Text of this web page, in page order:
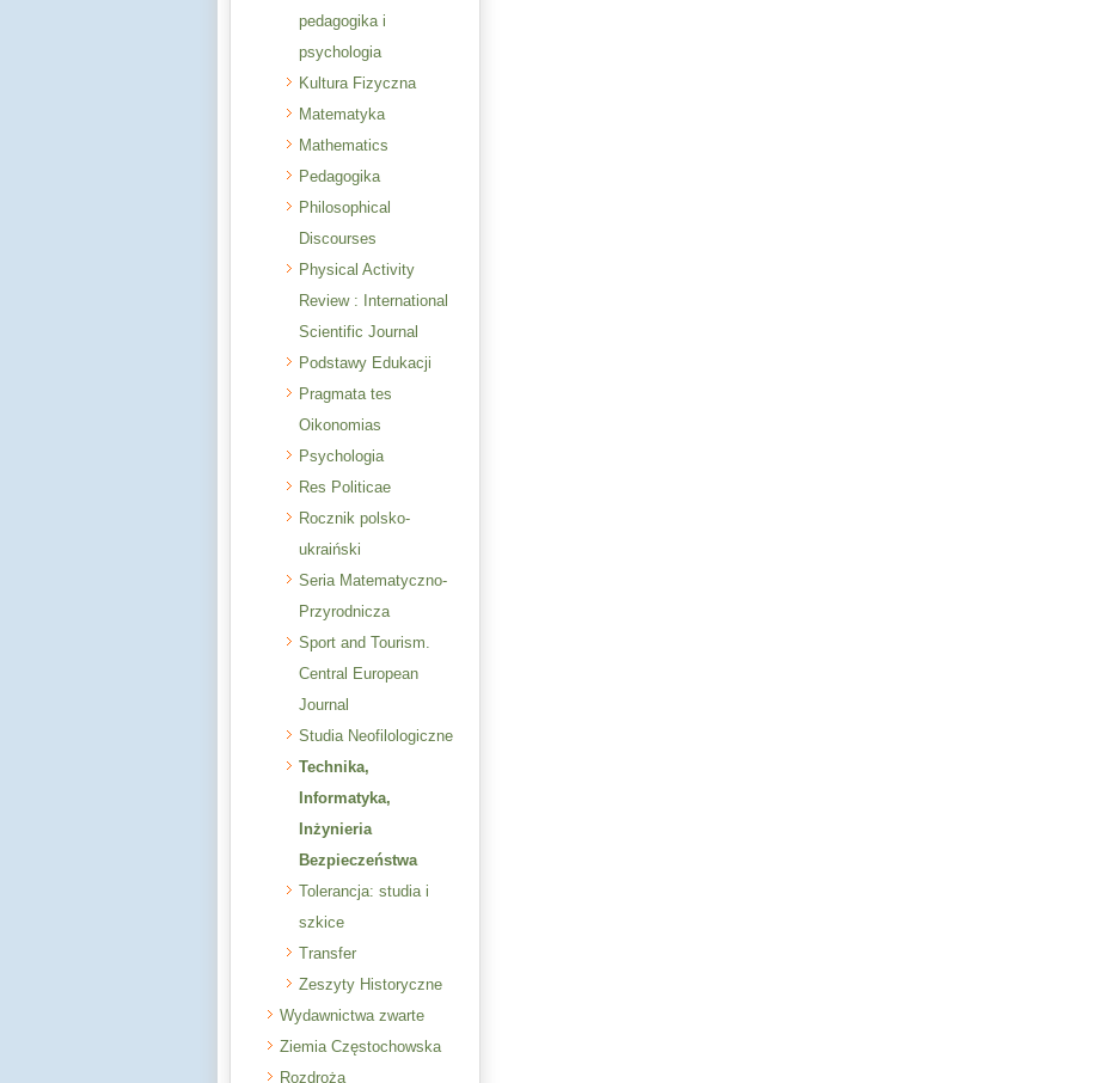
pedagogika i
psychologia
Kultura Fizyczna
Matematyka
Mathematics
Pedagogika
Philosophical
Discourses
Physical Activity
Review : International
Scientific Journal
Podstawy Edukacji
Pragmata tes
Oikonomias
Psychologia
Res Politicae
Rocznik polsko-
ukraiński
Seria Matematyczno-
Przyrodnicza
Sport and Tourism.
Central European
Journal
Studia Neofilologiczne
Technika,
Informatyka,
Inżynieria
Bezpieczeństwa
Tolerancja: studia i
szkice
Transfer
Zeszyty Historyczne
Wydawnictwa zwarte
Ziemia Częstochowska
Rozdroża